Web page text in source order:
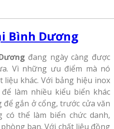
Bình Dương
đang ngày càng được
Vì những ưu điểm mà nó
liệu khác. Với bảng hiệu inox
làm nhiều kiểu biển khác
để gắn ở cổng, trước cửa văn
có thể làm biển chức danh,
ban. Với chất liệu đồng